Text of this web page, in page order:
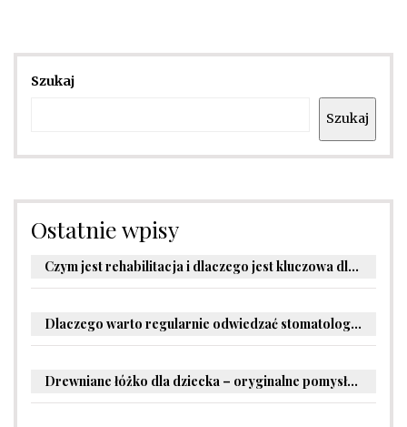
Szukaj
Szukaj
Ostatnie wpisy
Czym jest rehabilitacja i dlaczego jest kluczowa dla powrotu do zdrowia?
Dlaczego warto regularnie odwiedzać stomatologa?
Drewniane łóżko dla dziecka – oryginalne pomysły na aranżację pokoju malucha